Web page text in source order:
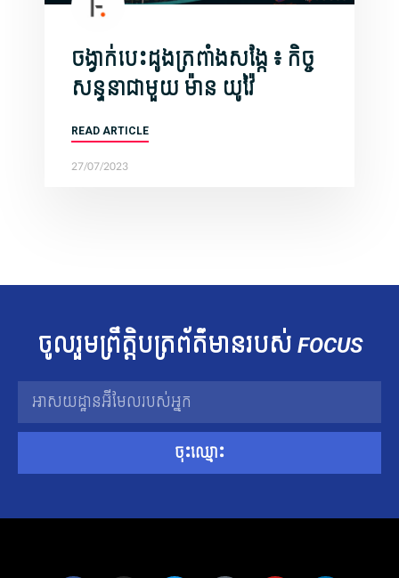
ចង្វាក់បេះដូងត្រពាំងសង្កែ ៖ កិច្ច
សន្ទនាជាមួយ ​ម៉ាន យូវ៉ៃ
READ ARTICLE
27/07/2023
ចូលរួម​ព្រឹត្តិបត្រ​ព័ត៌មាន​របស់​FOCUS
ចុះឈ្មោះ